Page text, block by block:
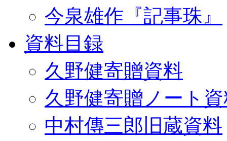
今泉雄作『記事珠』
資料目録
久野健寄贈資料
久野健寄贈ノート
中村傳三郎旧蔵資料